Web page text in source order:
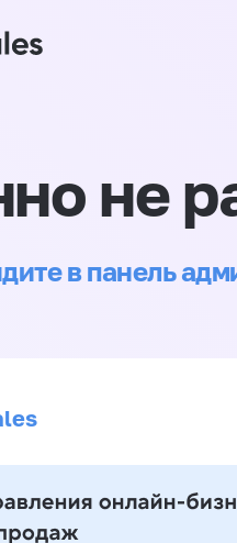
не
в панель